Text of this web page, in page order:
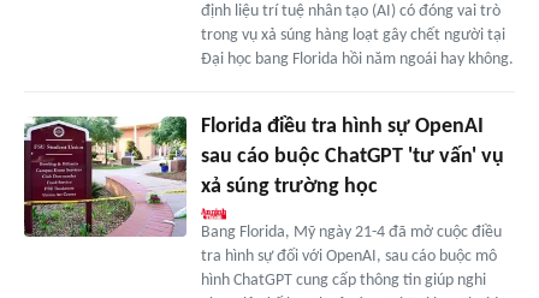
định liệu trí tuệ nhân tạo (AI) có đóng vai trò
trong vụ xả súng hàng loạt gây chết người tại
Đại học bang Florida hồi năm ngoái hay không.
Florida điều tra hình sự OpenAI
sau cáo buộc ChatGPT 'tư vấn' vụ
xả súng trường học
Bang Florida, Mỹ ngày 21-4 đã mở cuộc điều
tra hình sự đối với OpenAI, sau cáo buộc mô
hình ChatGPT cung cấp thông tin giúp nghi